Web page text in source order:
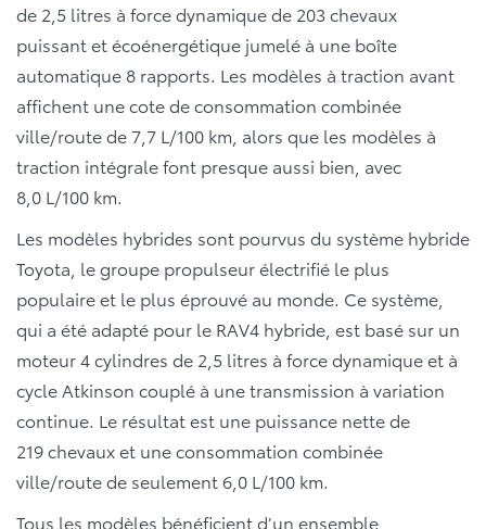
de 2,5 litres à force dynamique de 203 chevaux
puissant et écoénergétique jumelé à une boîte
automatique 8 rapports. Les modèles à traction avant
affichent une cote de consommation combinée
ville/route de 7,7 L/100 km, alors que les modèles à
traction intégrale font presque aussi bien, avec
8,0 L/100 km.
Les modèles hybrides sont pourvus du système hybride
Toyota, le groupe propulseur électrifié le plus
populaire et le plus éprouvé au monde. Ce système,
qui a été adapté pour le RAV4 hybride, est basé sur un
moteur 4 cylindres de 2,5 litres à force dynamique et à
cycle Atkinson couplé à une transmission à variation
continue. Le résultat est une puissance nette de
219 chevaux et une consommation combinée
ville/route de seulement 6,0 L/100 km.
Tous les modèles bénéficient d’un ensemble